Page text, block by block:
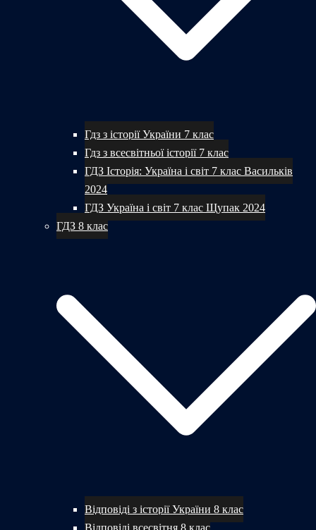
Гдз з історії України 7 клас
Гдз з всесвітньої історії 7 клас
ГДЗ Історія: Україна і світ 7 клас Васильків
2024
ГДЗ Україна і світ 7 клас Щупак 2024
ГДЗ 8 клас
Відповіді з історії України 8 клас
Відповіді всесвітня 8 клас